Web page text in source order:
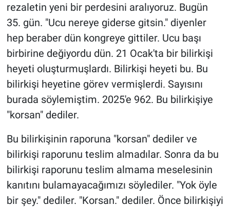
rezaletin yeni bir perdesini aralıyoruz. Bugün
35. gün. "Ucu nereye giderse gitsin." diyenler
hep beraber dün kongreye gittiler. Ucu başı
birbirine değiyordu dün. 21 Ocak'ta bir bilirkişi
heyeti oluşturmuşlardı. Bilirkişi heyeti bu. Bu
bilirkişi heyetine görev vermişlerdi. Sayısını
burada söylemiştim. 2025'e 962. Bu bilirkişiye
"korsan" dediler.
Bu bilirkişinin raporuna "korsan" dediler ve
bilirkişi raporunu teslim almadılar. Sonra da bu
bilirkişi raporunu teslim almama meselesinin
kanıtını bulamayacağımızı söylediler. "Yok öyle
bir şey." dediler. "Korsan." dediler. Önce bilirkişiyi